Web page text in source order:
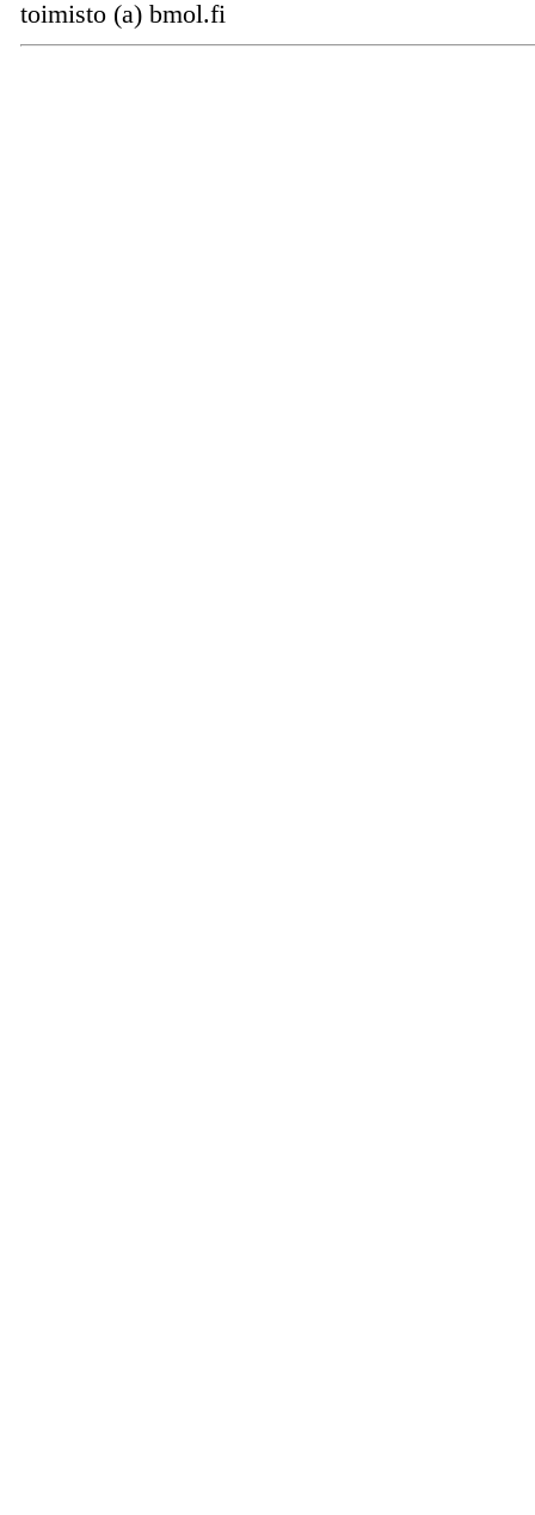
toimisto (a) bmol.fi